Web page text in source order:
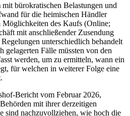
mit bürokratischen Belastungen und
für die heimischen Händler
Möglichkeiten des Kaufs (Online;
mit anschließender Zusendung
unterschiedlich behandelt
gelagerten Fälle müssten von den
werden, um zu ermitteln, wann ein
für welchen in weiterer Folge eine
Bericht vom Februar 2026,
mit ihrer derzeitigen
sind nachzuvollziehen, wie hoch die